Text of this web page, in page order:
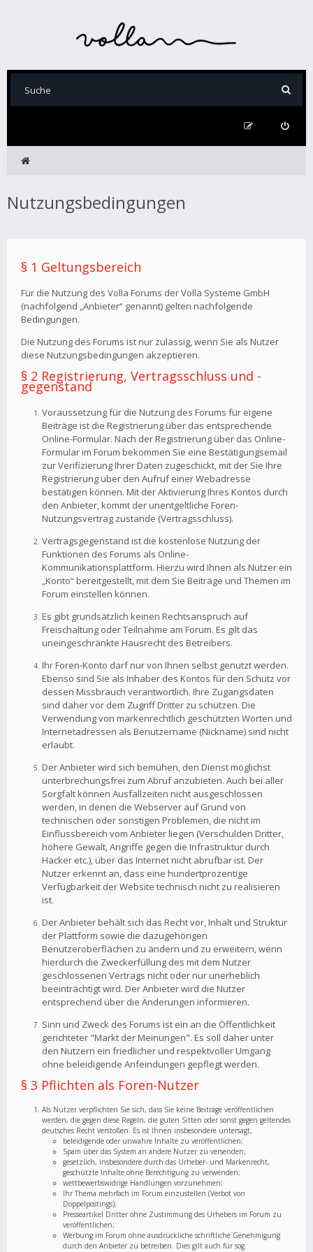
Nutzungsbedingungen
§ 1 Geltungsbereich
Für die Nutzung des Volla Forums der Volla Systeme GmbH
(nachfolgend „Anbieter“ genannt) gelten nachfolgende
Bedingungen.
Die Nutzung des Forums ist nur zulässig, wenn Sie als Nutzer
diese Nutzungsbedingungen akzeptieren.
§ 2 Registrierung, Vertragsschluss und -
gegenstand
Voraussetzung für die Nutzung des Forums für eigene
Beiträge ist die Registrierung über das entsprechende
Online-Formular. Nach der Registrierung über das Online-
Formular im Forum bekommen Sie eine Bestätigungsemail
zur Verifizierung Ihrer Daten zugeschickt, mit der Sie Ihre
Registrierung über den Aufruf einer Webadresse
bestätigen können. Mit der Aktivierung Ihres Kontos durch
den Anbieter, kommt der unentgeltliche Foren-
Nutzungsvertrag zustande (Vertragsschluss).
Vertragsgegenstand ist die kostenlose Nutzung der
Funktionen des Forums als Online-
Kommunikationsplattform. Hierzu wird Ihnen als Nutzer ein
„Konto“ bereitgestellt, mit dem Sie Beiträge und Themen im
Forum einstellen können.
Es gibt grundsätzlich keinen Rechtsanspruch auf
Freischaltung oder Teilnahme am Forum. Es gilt das
uneingeschränkte Hausrecht des Betreibers.
Ihr Foren-Konto darf nur von Ihnen selbst genutzt werden.
Ebenso sind Sie als Inhaber des Kontos für den Schutz vor
dessen Missbrauch verantwortlich. Ihre Zugangsdaten
sind daher vor dem Zugriff Dritter zu schützen. Die
Verwendung von markenrechtlich geschützten Worten und
Internetadressen als Benutzername (Nickname) sind nicht
erlaubt.
Der Anbieter wird sich bemühen, den Dienst möglichst
unterbrechungsfrei zum Abruf anzubieten. Auch bei aller
Sorgfalt können Ausfallzeiten nicht ausgeschlossen
werden, in denen die Webserver auf Grund von
technischen oder sonstigen Problemen, die nicht im
Einflussbereich vom Anbieter liegen (Verschulden Dritter,
höhere Gewalt, Angriffe gegen die Infrastruktur durch
Hacker etc.), über das Internet nicht abrufbar ist. Der
Nutzer erkennt an, dass eine hundertprozentige
Verfügbarkeit der Website technisch nicht zu realisieren
ist.
Der Anbieter behält sich das Recht vor, Inhalt und Struktur
der Plattform sowie die dazugehörigen
Benutzeroberflächen zu ändern und zu erweitern, wenn
hierdurch die Zweckerfüllung des mit dem Nutzer
geschlossenen Vertrags nicht oder nur unerheblich
beeinträchtigt wird. Der Anbieter wird die Nutzer
entsprechend über die Änderungen informieren.
Sinn und Zweck des Forums ist ein an die Öffentlichkeit
gerichteter "Markt der Meinungen". Es soll daher unter
den Nutzern ein friedlicher und respektvoller Umgang
ohne beleidigende Anfeindungen gepflegt werden.
§ 3 Pflichten als Foren-Nutzer
Als Nutzer verpflichten Sie sich, dass Sie keine Beiträge veröffentlichen
werden, die gegen diese Regeln, die guten Sitten oder sonst gegen geltendes
deutsches Recht verstoßen. Es ist Ihnen insbesondere untersagt,
beleidigende oder unwahre Inhalte zu veröffentlichen;
Spam über das System an andere Nutzer zu versenden;
gesetzlich, insbesondere durch das Urheber- und Markenrecht,
geschützte Inhalte ohne Berechtigung zu verwenden;
wettbewerbswidrige Handlungen vorzunehmen;
Ihr Thema mehrfach im Forum einzustellen (Verbot von
Doppelpostings);
Presseartikel Dritter ohne Zustimmung des Urhebers im Forum zu
veröffentlichen;
Werbung im Forum ohne ausdrückliche schriftliche Genehmigung
durch den Anbieter zu betreiben. Dies gilt auch für sog.